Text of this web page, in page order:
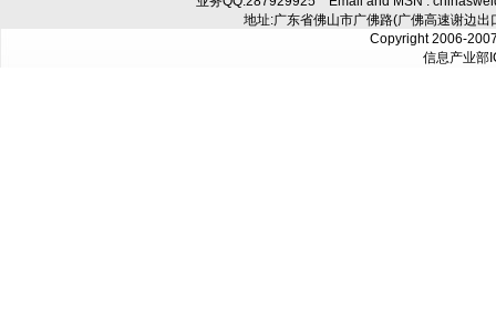
地址:广东省佛山市广佛路(广佛高速谢边
Copyright 2006-
信息产业部